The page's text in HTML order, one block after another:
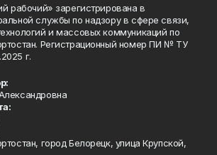
рабочий» зарегистрирована в
службы по надзору в сфере связи,
и массовых коммуникаций по
Регистрационный номер ПИ № ТУ
г.
город Белорецк, улица Крупской,